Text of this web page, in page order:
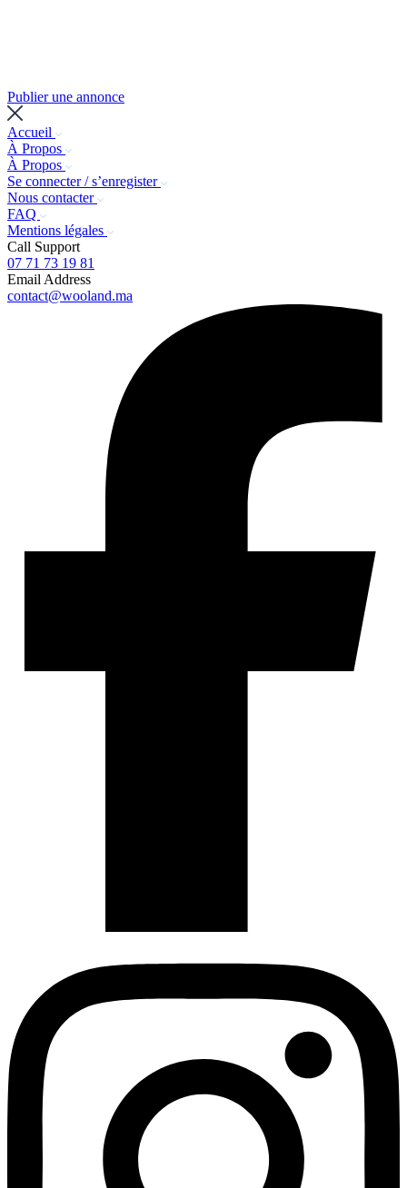
Publier une annonce
Accueil
À Propos
À Propos
Se connecter / s’enregister
Nous contacter
FAQ
Mentions légales
Call Support
07 71 73 19 81
Email Address
contact@wooland.ma